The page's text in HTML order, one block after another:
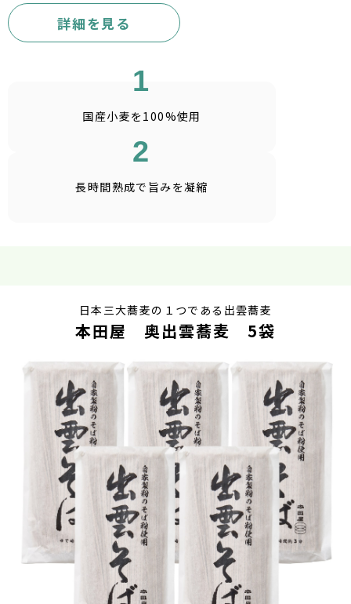
詳細を見る
1
国産小麦を100%使用
2
長時間熟成で 旨みを凝縮
日本三大蕎麦の１つである出雲蕎麦
本田屋 奥出雲蕎麦 5袋